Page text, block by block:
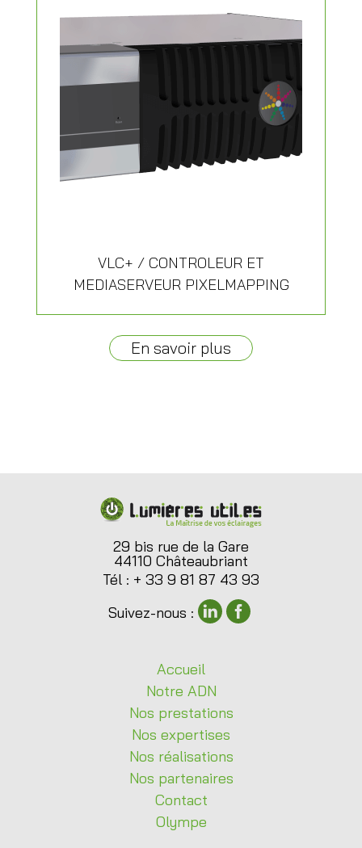
VLC+ / CONTROLEUR ET
MEDIASERVEUR PIXELMAPPING
En savoir plus
29 bis rue de la Gare
44110 Châteaubriant
Tél : + 33 9 81 87 43 93
Suivez-nous :
Accueil
Notre ADN
Nos prestations
Nos expertises
Nos réalisations
Nos partenaires
Contact
Olympe